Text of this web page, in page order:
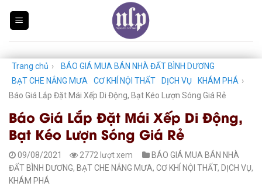
Trang chủ ›
BÁO GIÁ MUA BÁN NHÀ ĐẤT BÌNH DƯƠNG
BẠT CHE NẮNG MƯA
CƠ KHÍ NỘI THẤT DỊCH VỤ KHÁM PHÁ ›
Báo Giá Lắp Đặt Mái Xếp Di Động, Bạt Kéo Lượn Sóng Giá Rẻ
Báo Giá Lắp Đặt Mái Xếp Di Động,
Bạt Kéo Lượn Sóng Giá Rẻ
09/08/2021 2772 lượt xem
BÁO GIÁ MUA BÁN NHÀ
ĐẤT BÌNH DƯƠNG, BẠT CHE NẮNG MƯA, CƠ KHÍ NỘI THẤT, DỊCH VỤ,
KHÁM PHÁ